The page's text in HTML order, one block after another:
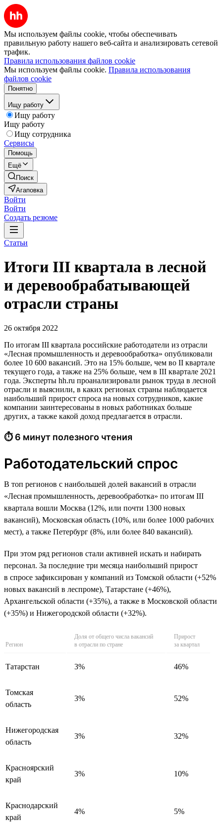
Мы используем файлы cookie, чтобы обеспечивать
правильную работу нашего веб-сайта и анализировать сетевой
трафик.
Правила использования файлов cookie
Мы используем файлы cookie. Правила использования
файлов cookie
Понятно
Ищу работу
Ищу работу
Ищу работу
Ищу сотрудника
Сервисы
Помощь
Ещё
Поиск
Агаповка
Войти
Войти
Создать резюме
Статьи
Итоги III квартала в лесной
и деревообрабатывающей
отрасли страны
26 октября 2022
По итогам III квартала российские работодатели из отрасли
«Лесная промышленность и деревообработка» опубликовали
более 10 600 вакансий. Это на 15% больше, чем во II квартале
текущего года, а также на 25% больше, чем в III квартале 2021
года. Эксперты hh.ru проанализировали рынок труда в лесной
отрасли и выяснили, в каких регионах страны наблюдается
наибольший прирост спроса на новых сотрудников, какие
компании заинтересованы в новых работниках больше
других, а также какой доход предлагается в отрасли.
⏱ 6 минут полезного чтения
Работодательский спрос
В топ регионов с наибольшей долей вакансий в отрасли
«Лесная промышленность, деревообработка» по итогам III
квартала вошли Москва (12%, или почти 1300 новых
вакансий), Московская область (10%, или более 1000 рабочих
мест), а также Петербург (8%, или более 840 вакансий).
При этом ряд регионов стали активней искать и набирать
персонал. За последние три месяца наибольший прирост
в спросе зафиксирован у компаний из Томской области (+52%
новых вакансий в леспроме), Татарстане (+46%),
Архангельской области (+35%), а также в Московской области
(+35%) и Нижегородской области (+32%).
Регион
Доля от общего числа вакансий
в отрасли по стране
Прирост
за квартал
Татарстан 3% 46%
Томская
область
3% 52%
Нижегородская
область
3% 32%
Красноярский
край
3% 10%
Краснодарский
край
4% 5%